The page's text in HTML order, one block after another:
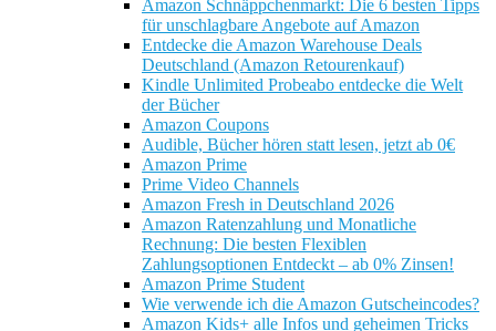
Amazon Schnäppchenmarkt: Die 6 besten Tipps
für unschlagbare Angebote auf Amazon
Entdecke die Amazon Warehouse Deals
Deutschland (Amazon Retourenkauf)
Kindle Unlimited Probeabo entdecke die Welt
der Bücher
Amazon Coupons
Audible, Bücher hören statt lesen, jetzt ab 0€
Amazon Prime
Prime Video Channels
Amazon Fresh in Deutschland 2026
Amazon Ratenzahlung und Monatliche
Rechnung: Die besten Flexiblen
Zahlungsoptionen Entdeckt – ab 0% Zinsen!
Amazon Prime Student
Wie verwende ich die Amazon Gutscheincodes?
Amazon Kids+ alle Infos und geheimen Tricks